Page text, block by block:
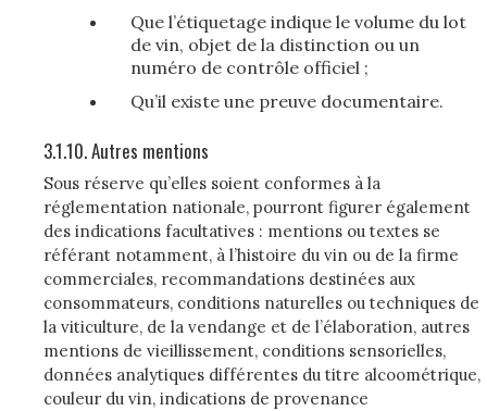
Que l’étiquetage indique le volume du lot
de vin, objet de la distinction ou un
numéro de contrôle officiel ;
Qu’il existe une preuve documentaire.
3.1.10. Autres mentions
Sous réserve qu’elles soient conformes à la
réglementation nationale, pourront figurer également
des indications facultatives : mentions ou textes se
référant notamment, à l’histoire du vin ou de la firme
commerciales, recommandations destinées aux
consommateurs, conditions naturelles ou techniques de
la viticulture, de la vendange et de l’élaboration, autres
mentions de vieillissement, conditions sensorielles,
données analytiques différentes du titre alcoométrique,
couleur du vin, indications de provenance